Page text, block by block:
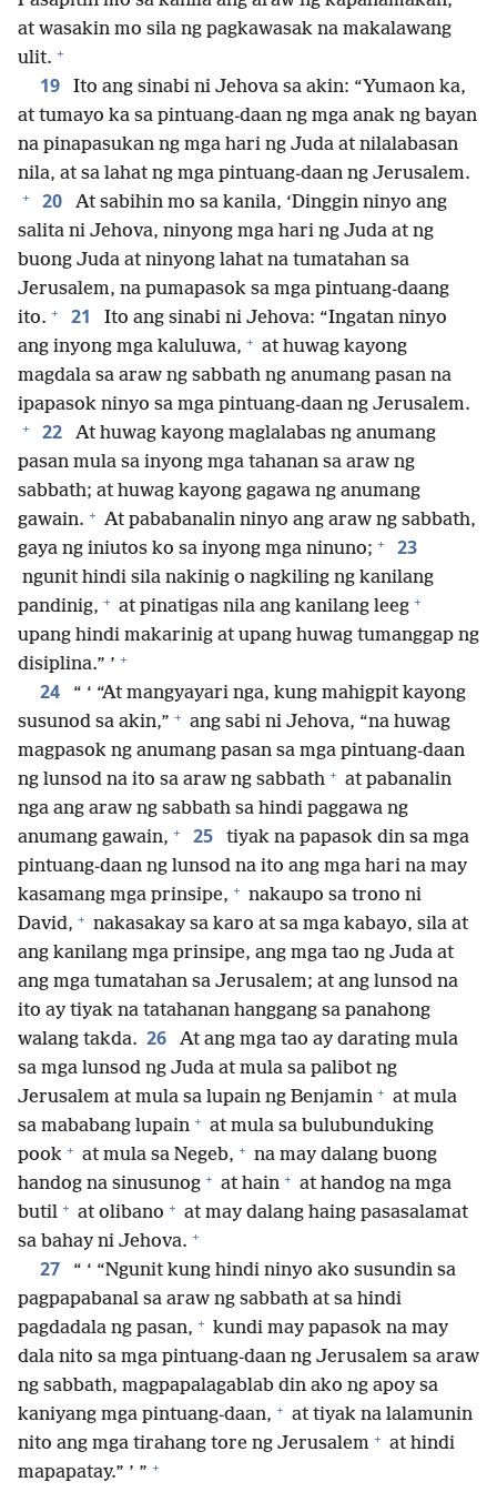
at wasakin mo sila ng pagkawasak na makalawang
ulit. +
19
Ito ang sinabi ni Jehova sa akin: “Yumaon ka,
at tumayo ka sa pintuang-daan ng mga anak ng bayan
na pinapasukan ng mga hari ng Juda at nilalabasan
nila, at sa lahat ng mga pintuang-daan ng Jerusalem.
+ 20
At sabihin mo sa kanila, ‘Dinggin ninyo ang
salita ni Jehova, ninyong mga hari ng Juda at ng
buong Juda at ninyong lahat na tumatahan sa
Jerusalem, na pumapasok sa mga pintuang-daang
ito. + 21
Ito ang sinabi ni Jehova: “Ingatan ninyo
ang inyong mga kaluluwa, + at huwag kayong
magdala sa araw ng sabbath ng anumang pasan na
ipapasok ninyo sa mga pintuang-daan ng Jerusalem.
+ 22
At huwag kayong maglalabas ng anumang
pasan mula sa inyong mga tahanan sa araw ng
sabbath; at huwag kayong gagawa ng anumang
gawain. + At pababanalin ninyo ang araw ng sabbath,
gaya ng iniutos ko sa inyong mga ninuno; + 23
ngunit hindi sila nakinig o nagkiling ng kanilang
pandinig, + at pinatigas nila ang kanilang leeg +
upang hindi makarinig at upang huwag tumanggap ng
disiplina.” ’ +
24
“ ‘ “At mangyayari nga, kung mahigpit kayong
susunod sa akin,” + ang sabi ni Jehova, “na huwag
magpasok ng anumang pasan sa mga pintuang-daan
ng lunsod na ito sa araw ng sabbath + at pabanalin
nga ang araw ng sabbath sa hindi paggawa ng
anumang gawain, + 25
tiyak na papasok din sa mga
pintuang-daan ng lunsod na ito ang mga hari na may
kasamang mga prinsipe, + nakaupo sa trono ni
David, + nakasakay sa karo at sa mga kabayo, sila at
ang kanilang mga prinsipe, ang mga tao ng Juda at
ang mga tumatahan sa Jerusalem; at ang lunsod na
ito ay tiyak na tatahanan hanggang sa panahong
walang takda. 26
At ang mga tao ay darating mula
sa mga lunsod ng Juda at mula sa palibot ng
Jerusalem at mula sa lupain ng Benjamin + at mula
sa mababang lupain + at mula sa bulubunduking
pook + at mula sa Negeb, + na may dalang buong
handog na sinusunog + at hain + at handog na mga
butil + at olibano + at may dalang haing pasasalamat
sa bahay ni Jehova. +
27
“ ‘ “Ngunit kung hindi ninyo ako susundin sa
pagpapabanal sa araw ng sabbath at sa hindi
pagdadala ng pasan, + kundi may papasok na may
dala nito sa mga pintuang-daan ng Jerusalem sa araw
ng sabbath, magpapalagablab din ako ng apoy sa
kaniyang mga pintuang-daan, + at tiyak na lalamunin
nito ang mga tirahang tore ng Jerusalem + at hindi
mapapatay.” ’ ” +